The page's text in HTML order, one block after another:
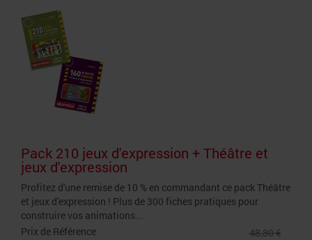
Pack 210 jeux d'expression + Théâtre et
jeux d'expression
Profitez d'une remise de 10 % en commandant ce pack Théâtre
et jeux d'expression ! Plus de 300 fiches pratiques pour
construire vos animations...
Prix de Référence
48,80 €